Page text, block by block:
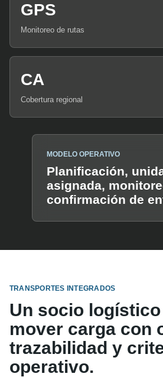
GPS
Monitoreo de rutas
CA
Cobertura regional
MODELO OPERATIVO
Planificación,
asignada,
confirmación de
TRANSPORTES INTEGRADOS
Un socio
mover carga con
trazabilidad y
operativo.